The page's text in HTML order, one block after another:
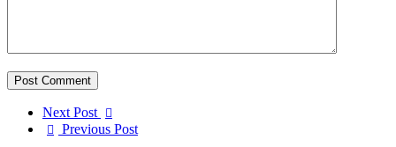
Post Comment
Next Post
Previous Post